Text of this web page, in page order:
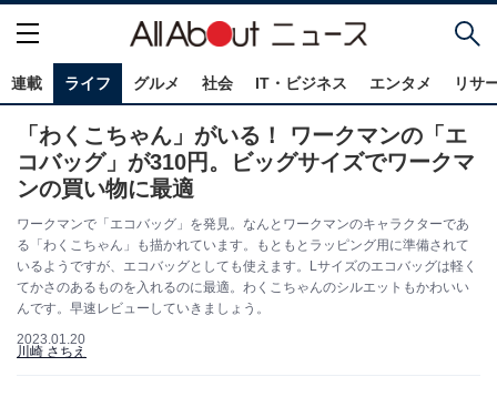
連載 ライフ グルメ 社会 IT・ビジネス エンタメ リサ
「わくこちゃん」がいる！ ワークマンの「エ
コバッグ」が310円。ビッグサイズでワークマ
ンの買い物に最適
ワークマンで「エコバッグ」を発見。なんとワークマンのキャラクターであ
る「わくこちゃん」も描かれています。もともとラッピング用に準備されて
いるようですが、エコバッグとしても使えます。Lサイズのエコバッグは軽く
てかさのあるものを入れるのに最適。わくこちゃんのシルエットもかわいい
んです。早速レビューしていきましょう。
2023.01.20
川崎 さちえ